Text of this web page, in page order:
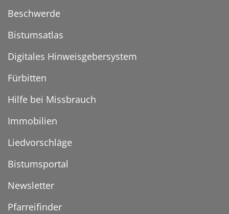
Beschwerde
Bistumsatlas
Digitales Hinweisgebersystem
Fürbitten
Hilfe bei Missbrauch
Immobilien
Liedvorschläge
Bistumsportal
Newsletter
Pfarreifinder